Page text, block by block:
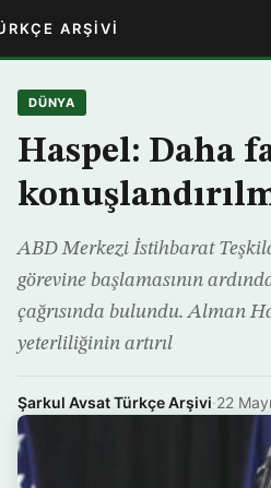
ARŞIVI
DÜNYA
Haspel: Daha
ABD Merkezi İstihbarat
görevine başlamasının
çağrısında bulundu. Alman
yeterliliğinin artırıl
Şarkul Avsat Türkçe Arşivi·22